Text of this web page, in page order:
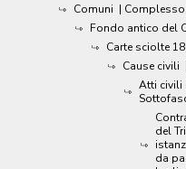
Comuni |
Fondo antico del
Carte sciolte
Cause civili
Atti civili
del
da